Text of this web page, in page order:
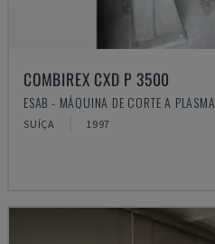
COMBIREX CXD P 3500
ESAB - MÁQUINA DE CORTE A PLASMA
SUÍÇA 1997